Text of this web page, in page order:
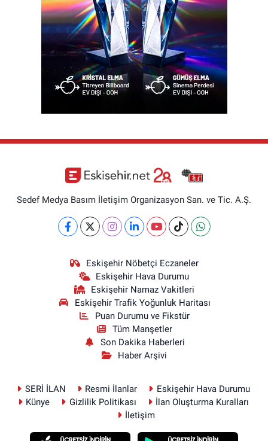
Sedef Medya Basım İletişim Organizasyon San. ve Tic. A.Ş.
Eskişehir Nöbetçi Eczaneler
Eskişehir Hava Durumu
Eskişehir Namaz Vakitleri
Eskişehir Trafik Yoğunluk Haritası
Puan Durumu ve Fikstür
Tüm Manşetler
Son Dakika Haberleri
Haber Arşivi
SERİ İLAN Resmi İlanlar
Eskişehir Hava Durumu
Künye
Gizlilik Politikası
İlan Oluşturma Kuralları
İletişim